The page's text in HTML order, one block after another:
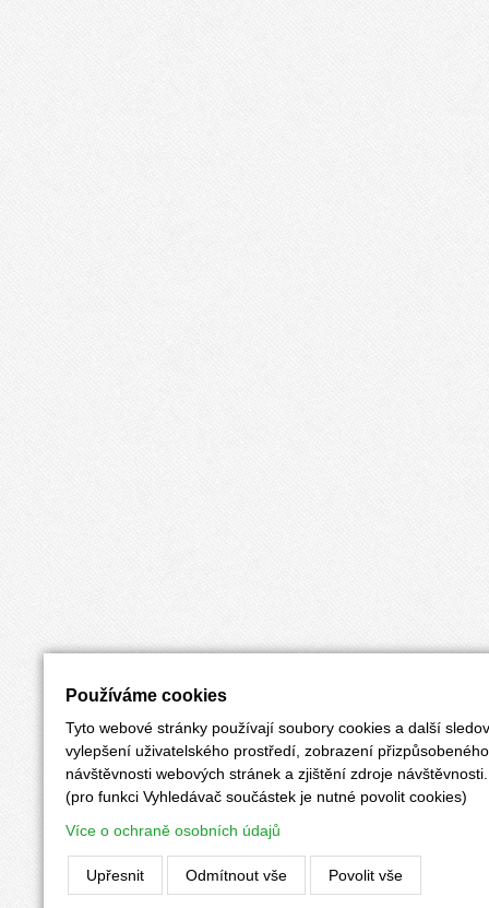
Používáme cookies
Tyto webové stránky používají soubory cookies a další
vylepšení uživatelského prostředí, zobrazení
návštěvnosti webových stránek a zjištění zdroje návštěvnosti.
(pro funkci Vyhledávač součástek je nutné povolit cookies)
Více o ochraně osobních údajů
Upřesnit Odmítnout vše Povolit vše